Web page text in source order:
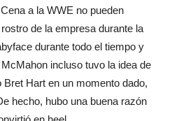
a la WWE no pueden
de la empresa durante la
durante todo el tiempo y
incluso tuvo la idea de
Hart en un momento dado,
hecho, hubo una buena razón